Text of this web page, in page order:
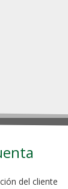
del cliente